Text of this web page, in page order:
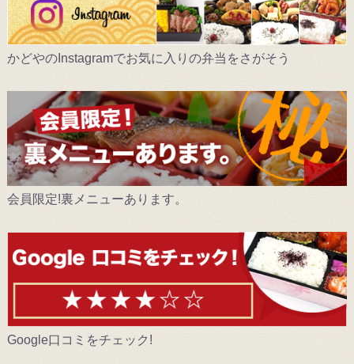
かどやのInstagramでお気に入りの弁当をさがそう
会員限定!裏メニューあります。
Google口コミをチェック!